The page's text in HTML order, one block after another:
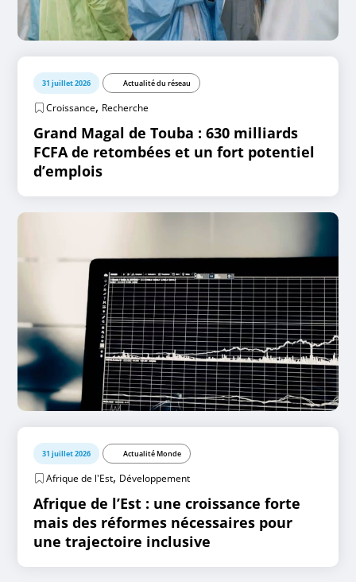
31 juillet 2026 Actualité du réseau
Croissance, Recherche
Grand Magal de Touba : 630 milliards
FCFA de retombées et un fort potentiel
d’emplois
31 juillet 2026 Actualité Monde
Afrique de l'Est, Développement
Afrique de l’Est : une croissance forte
mais des réformes nécessaires pour
une trajectoire inclusive